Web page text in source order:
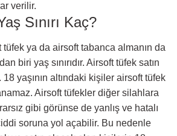
verilir.
Sınırı Kaç?
ya da airsoft tabanca almanın da
biri yaş sınırıdır. Airsoft tüfek satın
18 yaşının altındaki kişiler airsoft tüfek
Airsoft tüfekler diğer silahlara
gibi görünse de yanlış ve hatalı
soruna yol açabilir. Bu nedenle